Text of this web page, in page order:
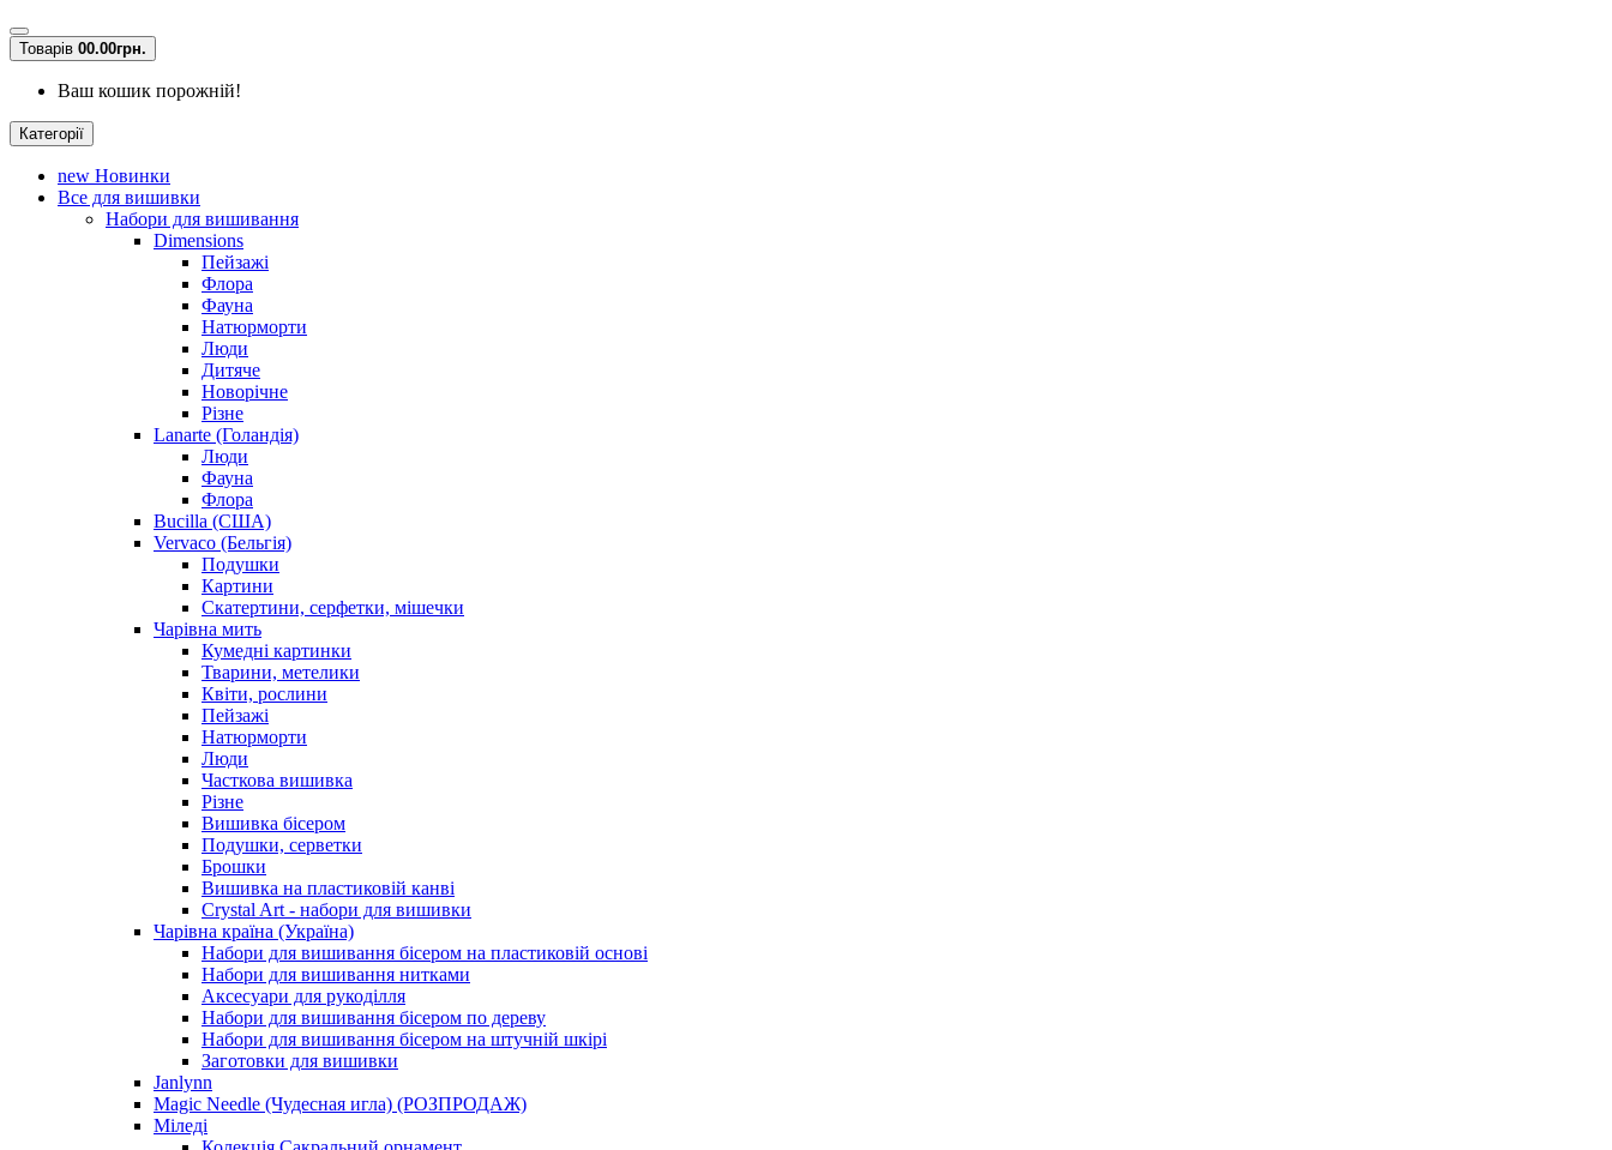
Товарів 00.00грн.
Ваш кошик порожній!
Категорії
new Новинки
Все для вишивки
Набори для вишивання
Dimensions
Пейзажі
Флора
Фауна
Натюрморти
Люди
Дитяче
Новорічне
Різне
Lanarte (Голандія)
Люди
Фауна
Флора
Bucilla (США)
Vervaco (Бельгія)
Подушки
Картини
Скатертини, серфетки, мішечки
Чарiвна мить
Кумедні картинки
Тварини, метелики
Квіти, рослини
Пейзажі
Натюрморти
Люди
Часткова вишивка
Різне
Вишивка бісером
Подушки, серветки
Брошки
Вишивка на пластиковій канві
Crystal Art - набори для вишивки
Чарівна країна (Україна)
Набори для вишивання бісером на пластиковій основі
Набори для вишивання нитками
Аксесуари для рукоділля
Набори для вишивання бісером по дереву
Набори для вишивання бісером на штучній шкірі
Заготовки для вишивки
Janlynn
Magic Needle (Чудесная игла) (РОЗПРОДАЖ)
Міледі